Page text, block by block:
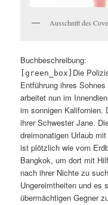
Ausschnitt des
Buchbeschreibung:
[green_box] Die
Entführung ihres
arbeitet nun im
im sonnigen Kalifornien.
ihrer Schwester Jane.
dreimonatigen Urlaub
ist plötzlich wie vom
Bangkok, um dort mit
nach ihrer Nichte zu
Ungereimtheiten und es
übermächtigen Gegner